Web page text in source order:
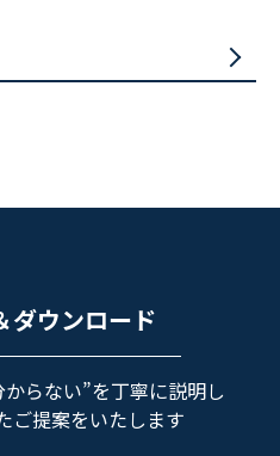
ダウンロード
らない”を丁寧に説明し
ご提案をいたします